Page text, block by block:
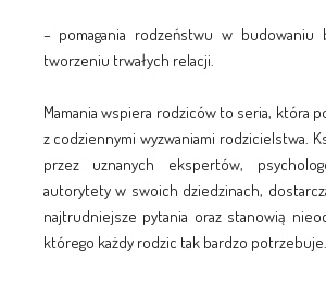
– pomagania rodzeństwu w budowaniu
tworzeniu trwałych relacji.
Mamania wspiera rodziców to seria, która
z codziennymi wyzwaniami rodzicielstwa.
przez uznanych ekspertów,
autorytety w swoich dziedzinach,
najtrudniejsze pytania oraz stanowią
którego każdy rodzic tak bardzo potrzebuje.